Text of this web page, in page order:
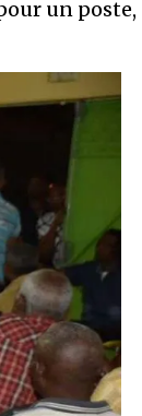
un poste,